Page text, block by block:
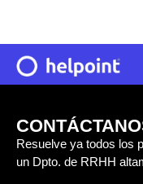
Resuelve ya todos los
un Dpto. de RRHH